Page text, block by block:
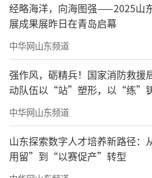
广州方面，9月开发
广州新房网签套数5258套
网签面积环比增长18%，
晶表示，当前购房者观望
区域部分新规产品项目去
项目去化较慢。国庆假
日），广州新建商品住
米，较去年国庆假期小幅
经略海洋，向海图强——2025山
展成果展昨日在青岛启幕
中华网山东频道
强作风，砺精兵！国家消防救援
动队伍以“站”塑形，以“练”
中华网山东频道
山东探索数字人才培养新路径
用留”到“以赛促产”转型